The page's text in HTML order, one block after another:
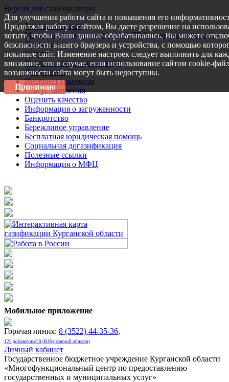
Версия для слабовидящих
Запись на прием
Меры поддержки участникам СВО и членам их семей
Пресс-центр
Услуги
Услуги в электронном виде
Документы
Интернет-приемная
Статус заявления
Оценить качество
Информация о загруженности
Банкротство
Бережливое управление
Бесплатная юридическая помощь
Социальная догазификация
Полезные ссылки
Информация о МФЦ
Мобильное приложение
Горячая линия: 8 (3522) 44-35-36,
122 добавочный 0 (В Курганской области)
Личный кабинет
Государственное бюджетное учреждение Курганской области
«Многофункциональный центр по предоставлению
государственных и муниципальных услуг»
Для улучшения работы сайта и повышения его
Продолжая работу с сайтом, Вы даете разрешение на
хотите, чтобы Ваши данные обрабатывались, Вы можете
безопасности вашего браузера и устройства, с помощью
покиньте сайт. Изменение настроек следует выполнить для
внимание, что в случае, если использование сайтом cookie-
возможности сайта могут быть недоступны.
Принимаю